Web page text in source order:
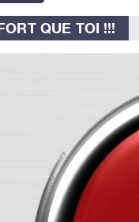
QUE TOI !!!